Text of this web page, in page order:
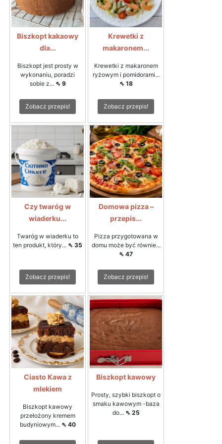
Biszkopt kakaowy
dla...
Biszkopt jest prosty w
wykonaniu, poradzi
sobie z... ⇖ 9
Zobacz przepis!
Krewetki z
makaronem...
Krewetki z makaronem
ryżowym i pomidorami...
⇖ 18
Zobacz przepis!
Czy twaróg w
wiaderku...
Twaróg w wiaderku to
ten produkt, który... ⇖ 35
Zobacz przepis!
Domowa pizza –
przepis...
Pizza przygotowana w
domu może być równie...
⇖ 47
Zobacz przepis!
Ciasto Kawa z
mlekiem
Biszkopt kawowy
przełożony kremem
budyniowym... ⇖ 40
Biszkopt kawowy
Prosty, szybki biszkopt o
smaku kawowym -baza
do... ⇖ 25